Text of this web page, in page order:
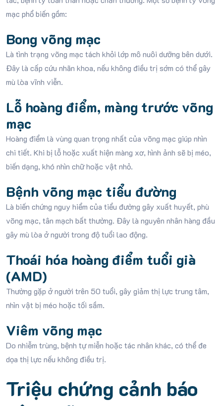
mạc phổ biến gồm:
Bong võng mạc
Là tình trạng võng mạc tách khỏi lớp mô nuôi dưỡng bên dưới.
Đây là cấp cứu nhãn khoa, nếu không điều trị sớm có thể gây
mù lòa vĩnh viễn.
Lỗ hoàng điểm, màng trước võng
mạc
Hoàng điểm là vùng quan trọng nhất của võng mạc giúp nhìn
chi tiết. Khi bị lỗ hoặc xuất hiện màng xơ, hình ảnh sẽ bị méo,
biến dạng, khó nhìn chữ hoặc vật nhỏ.
Bệnh võng mạc tiểu đường
Là biến chứng nguy hiểm của tiểu đường gây xuất huyết, phù
võng mạc, tân mạch bất thường. Đây là nguyên nhân hàng đầu
gây mù lòa ở người trong độ tuổi lao động.
Thoái hóa hoàng điểm tuổi già
(AMD)
Thường gặp ở người trên 50 tuổi, gây giảm thị lực trung tâm,
nhìn vật bị méo hoặc tối sầm.
Viêm võng mạc
Do nhiễm trùng, bệnh tự miễn hoặc tác nhân khác, có thể đe
dọa thị lực nếu không điều trị.
Triệu chứng cảnh báo